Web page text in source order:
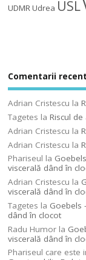
UDMRUdrea USL
Comentarii
Adrian Cristescu la
Tagetes laRiscul
Adrian Cristescu la
Adrian Cristescu la
Phariseul la
viscerală dând în
Adrian Cristescu la
viscerală dând în
Tagetes la Goebels
dând în clocot
Radu Humor la
viscerală dând în
Phariseul care este